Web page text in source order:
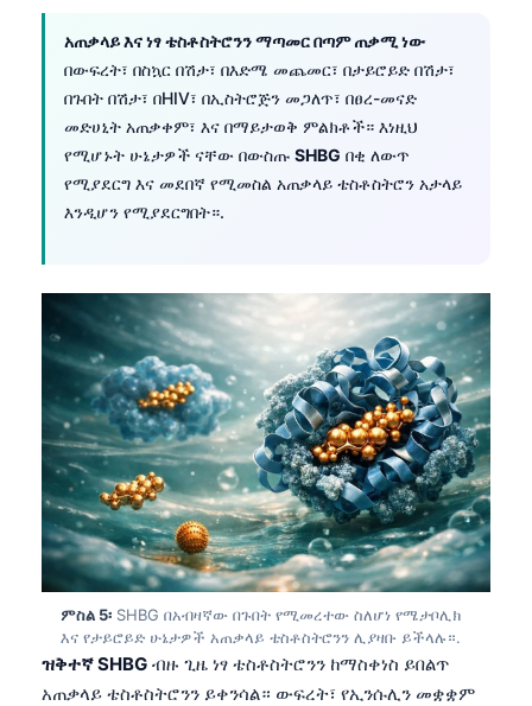
አጠቃላይ እና ነፃ ቴስቶስትሮንን ማጣመር በጣም ጠቃሚ ነው
በውፍረት፣ በስኳር በሽታ፣ በእድሜ መጨመር፣ በታይሮይድ በሽታ፣
በጉበት በሽታ፣ በHIV፣ በኢስትሮጅን መጋለጥ፣ በፀረ-መናድ
መድሀኒት አጠቃቀም፣ እና በማይታወቅ ምልክቶች። እነዚህ
የሚሆኑት ሁኔታዎች ናቸው በውስጡ SHBG በቂ ለውጥ
የሚያደርግ እና መደበኛ የሚመስል አጠቃላይ ቴስቶስትሮን አታላይ
እንዲሆን የሚያደርግበት።.
ምስል 5፡ SHBG በአብዛኛው በጉበት የሚመረተው ስለሆነ የሜታቦሊክ
እና የታይሮይድ ሁኔታዎች አጠቃላይ ቴስቶስትሮንን ሊያዛቡ ይችላሉ።.
ዝቅተኛ SHBG ብዙ ጊዜ ነፃ ቴስቶስትሮንን ከማስቀነስ ይበልጥ
አጠቃላይ ቴስቶስትሮንን ይቀንሳል። ውፍረት፣ የኢንሱሊን መቋቋም